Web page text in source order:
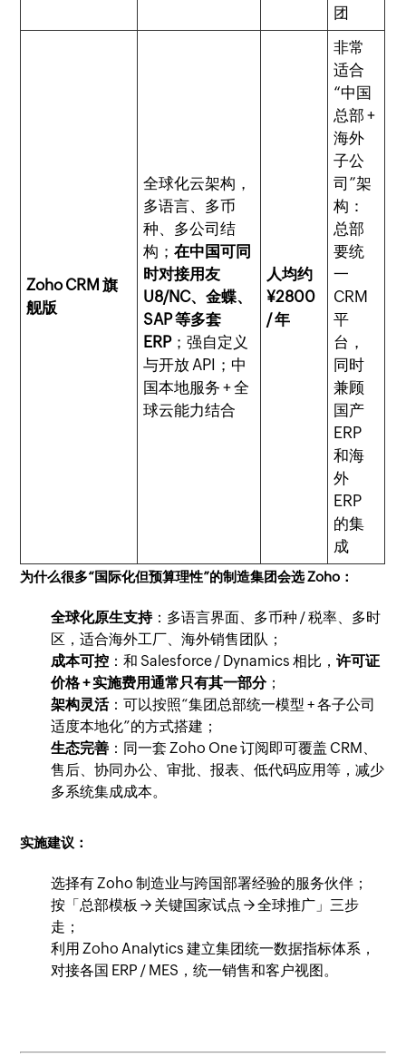
团
Zoho CRM 旗
舰版
全球化云架构，
多语言、多币
种、多公司结
构；在中国可同
时对接用友
U8/NC、金蝶、
SAP 等多套
ERP；强自定义
与开放 API；中
国本地服务 + 全
球云能力结合
人均约
¥2800
/ 年
非常
适合
“中国
总部 +
海外
子公
司”架
构：
总部
要统
一
CRM
平
台，
同时
兼顾
国产
ERP
和海
外
ERP
的集
成
为什么很多“国际化但预算理性”的制造集团会选 Zoho：
全球化原生支持：多语言界面、多币种 / 税率、多时
区，适合海外工厂、海外销售团队；
成本可控 ：和 Salesforce / Dynamics 相比，许可证
价格 + 实施费用通常只有其一部分；
架构灵活：可以按照“集团总部统一模型 + 各子公司
适度本地化”的方式搭建；
生态完善 ：同一套 Zoho One 订阅即可覆盖 CRM、
售后、协同办公、审批、报表、低代码应用等，减少
多系统集成成本。
实施建议：
选择有 Zoho 制造业与跨国部署经验的服务伙伴；
按「总部模板 → 关键国家试点 → 全球推广」三步
走；
利用 Zoho Analytics 建立集团统一数据指标体系，
对接各国 ERP / MES，统一销售和客户视图。